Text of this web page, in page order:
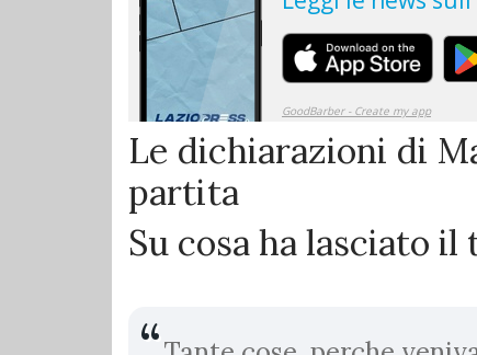
Le dichiarazioni di
partita
Su cosa ha lasciato